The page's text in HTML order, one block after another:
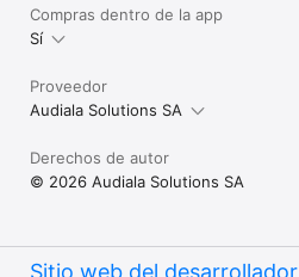
Compras dentro de la app
Sí
Proveedor
Audiala Solutions SA
Derechos de autor
© 2026 Audiala Solutions SA
Sitio web del desarrollador